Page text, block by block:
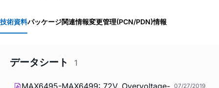
技術資料パッケージ関連情報変更管理(PCN/PDN)情報
データシート 1
07/27/2019